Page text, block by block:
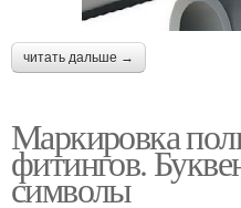
читать дальше →
Маркировка
фитингов.
символы